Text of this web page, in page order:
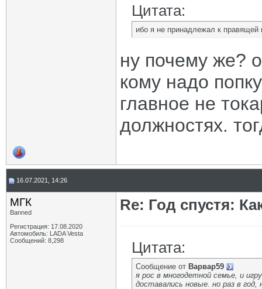
Цитата:
ибо я не принадлежал к правящей
ну почему же?
кому надо
главное не
должностях.
16.07.2021, 14:26
МГК
Banned
Регистрация: 17.08.2020
Автомобиль: LADA Vesta
Сообщений: 8,298
Re: Год спустя:
Цитата:
Сообщение от Варвар59
я рос в многодетной семье, и
доставались новые. но раз в год,